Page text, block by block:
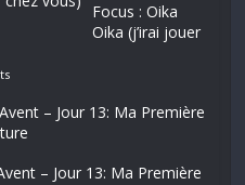
Focus : Oika
Oika (j’irai jouer
– Jour 13: Ma Première